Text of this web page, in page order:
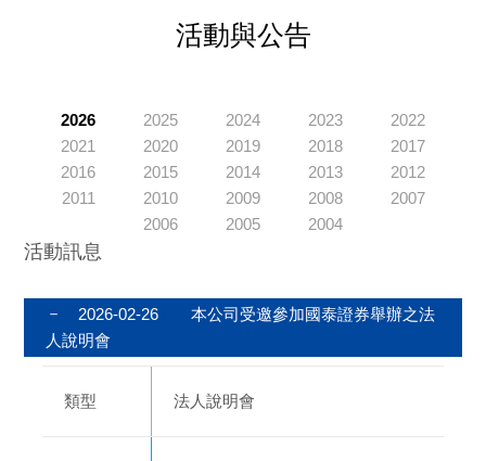
活動與公告
2026 2025 2024 2023
2022
2021
2020 2019 2018
2017
2016
2015 2014 2013
2012
2011
2010 2009 2008
2007
2006
2005 2004
活動訊息
2026-02-26
本公司受邀參加國泰證券舉辦之法
人說明會
類型 法人說明會